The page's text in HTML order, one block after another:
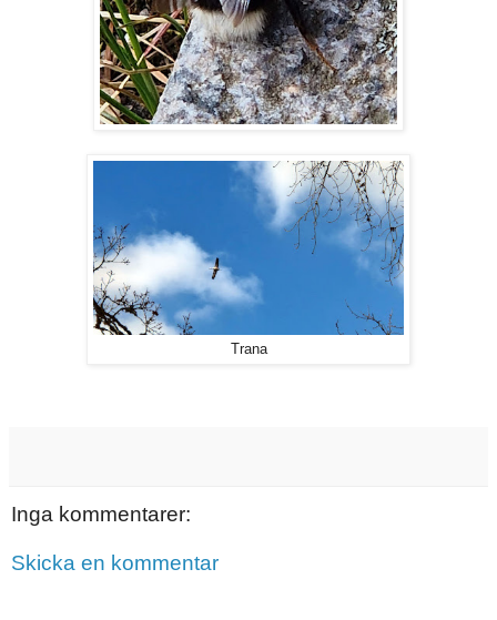
Trana
Inga kommentarer:
Skicka en kommentar